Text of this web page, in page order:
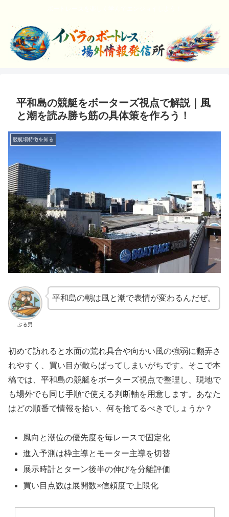
平和島の競艇をボーターズ視点で解説｜風
と潮を読み勝ち筋の具体策を作ろう！
競艇場特徴を知る
ぶる男
平和島の朝は風と潮で表情が変わるんだぜ。
初めて訪れると水面の荒れ具合や向かい風の強弱に翻弄さ
れやすく、買い目が散らばってしまいがちです。そこで本
稿では、平和島の競艇をボーターズ視点で整理し、現地で
も場外でも同じ手順で使える判断軸を用意します。あなた
はどの順番で情報を拾い、何を捨てるべきでしょうか？
風向と潮位の優先度を毎レースで固定化
進入予測は枠主導とモーター主導を切替
展示時計とターン後半の伸びを分離評価
買い目点数は展開数×信頼度で上限化